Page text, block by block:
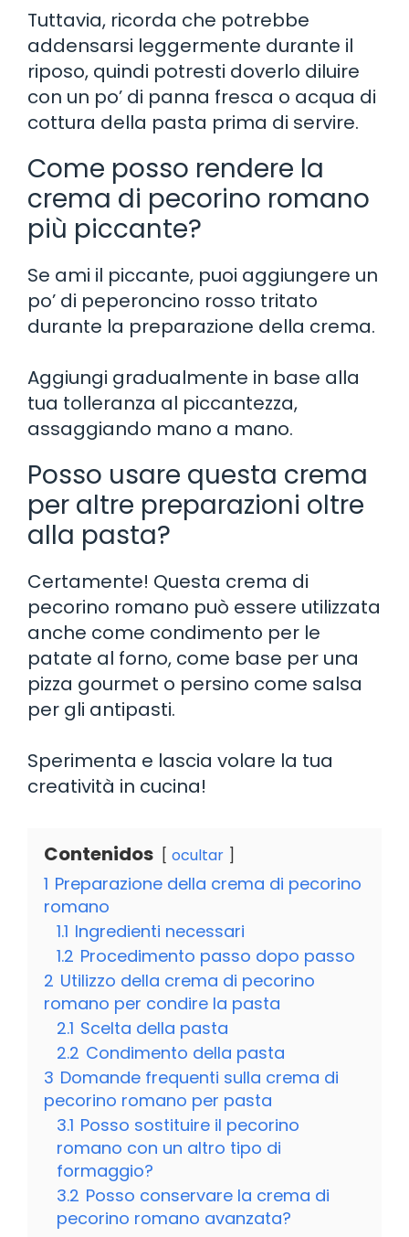
Tuttavia, ricorda che potrebbe
addensarsi leggermente durante il
riposo, quindi potresti doverlo diluire
con un po’ di panna fresca o acqua di
cottura della pasta prima di servire.
Come posso rendere la
crema di pecorino romano
più piccante?
Se ami il piccante, puoi aggiungere un
po’ di peperoncino rosso tritato
durante la preparazione della crema.
Aggiungi gradualmente in base alla
tua tolleranza al piccantezza,
assaggiando mano a mano.
Posso usare questa crema
per altre preparazioni oltre
alla pasta?
Certamente! Questa crema di
pecorino romano può essere utilizzata
anche come condimento per le
patate al forno, come base per una
pizza gourmet o persino come salsa
per gli antipasti.
Sperimenta e lascia volare la tua
creatività in cucina!
Contenidos ocultar
1 Preparazione della crema di pecorino
romano
1.1 Ingredienti necessari
1.2 Procedimento passo dopo passo
2 Utilizzo della crema di pecorino
romano per condire la pasta
2.1 Scelta della pasta
2.2 Condimento della pasta
3 Domande frequenti sulla crema di
pecorino romano per pasta
3.1 Posso sostituire il pecorino
romano con un altro tipo di
formaggio?
3.2 Posso conservare la crema di
pecorino romano avanzata?